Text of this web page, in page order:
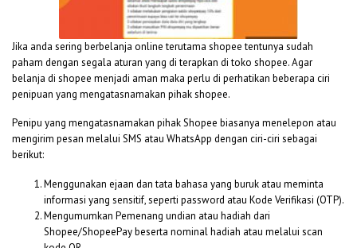
Jika anda sering berbelanja online terutama shopee tentunya sudah
paham dengan segala aturan yang di terapkan di toko shopee. Agar
belanja di shopee menjadi aman maka perlu di perhatikan beberapa ciri
penipuan yang mengatasnamakan pihak shopee.
Penipu yang mengatasnamakan pihak Shopee biasanya menelepon atau
mengirim pesan melalui SMS atau WhatsApp dengan ciri-ciri sebagai
berikut:
Menggunakan ejaan dan tata bahasa yang buruk atau meminta
informasi yang sensitif, seperti password atau Kode Verifikasi (OTP).
Mengumumkan Pemenang undian atau hadiah dari
Shopee/ShopeePay beserta nominal hadiah atau melalui scan